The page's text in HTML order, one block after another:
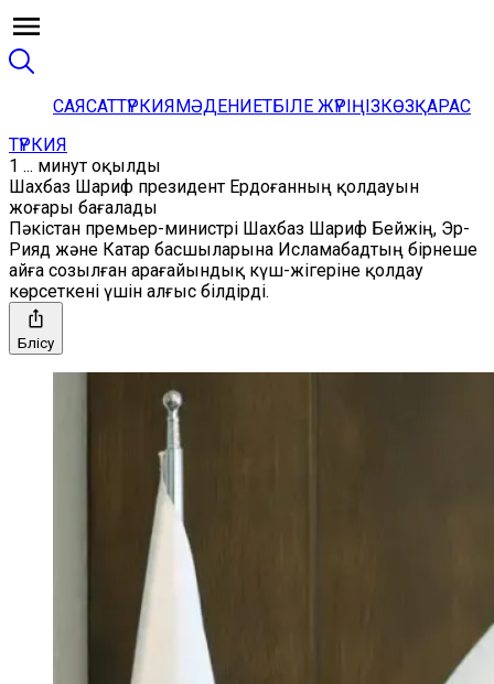
САЯСАТТҮРКИЯМӘДЕНИЕТБІЛЕ ЖҮРІҢІЗКӨЗҚАРАС
ТҮРКИЯ
1 ... минут оқылды
Шахбаз Шариф президент Ердоғанның қолдауын
жоғары бағалады
Пәкістан премьер-министрі Шахбаз Шариф Бейжің, Эр-
Рияд және Катар басшыларына Исламабадтың бірнеше
айға созылған арағайындық күш-жігеріне қолдау
көрсеткені үшін алғыс білдірді.
Бөлісу